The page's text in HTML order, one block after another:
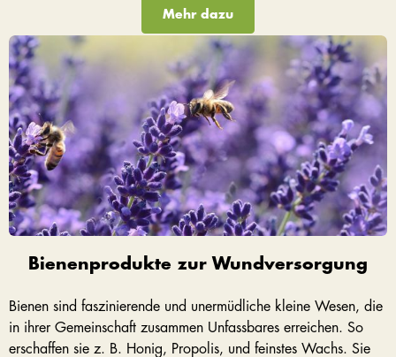
Mehr dazu
Bienenprodukte zur Wundversorgung
Bienen sind faszinierende und unermüdliche kleine Wesen, die
in ihrer Gemeinschaft zusammen Unfassbares erreichen. So
erschaffen sie z. B. Honig, Propolis, und feinstes Wachs. Sie